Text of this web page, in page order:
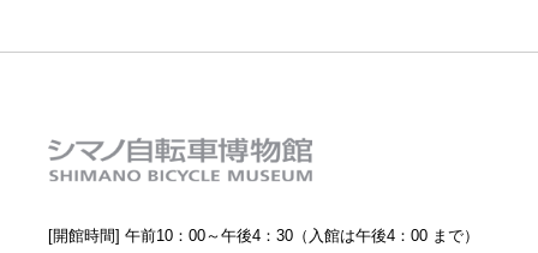
[開館時間] 午前10：00～午後4：30（入館は午後4：00 まで）